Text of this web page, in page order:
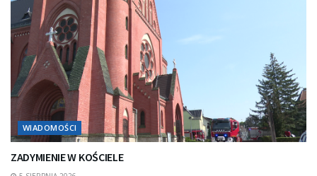
WIADOMOŚCI
ZADYMIENIE W KOŚCIELE